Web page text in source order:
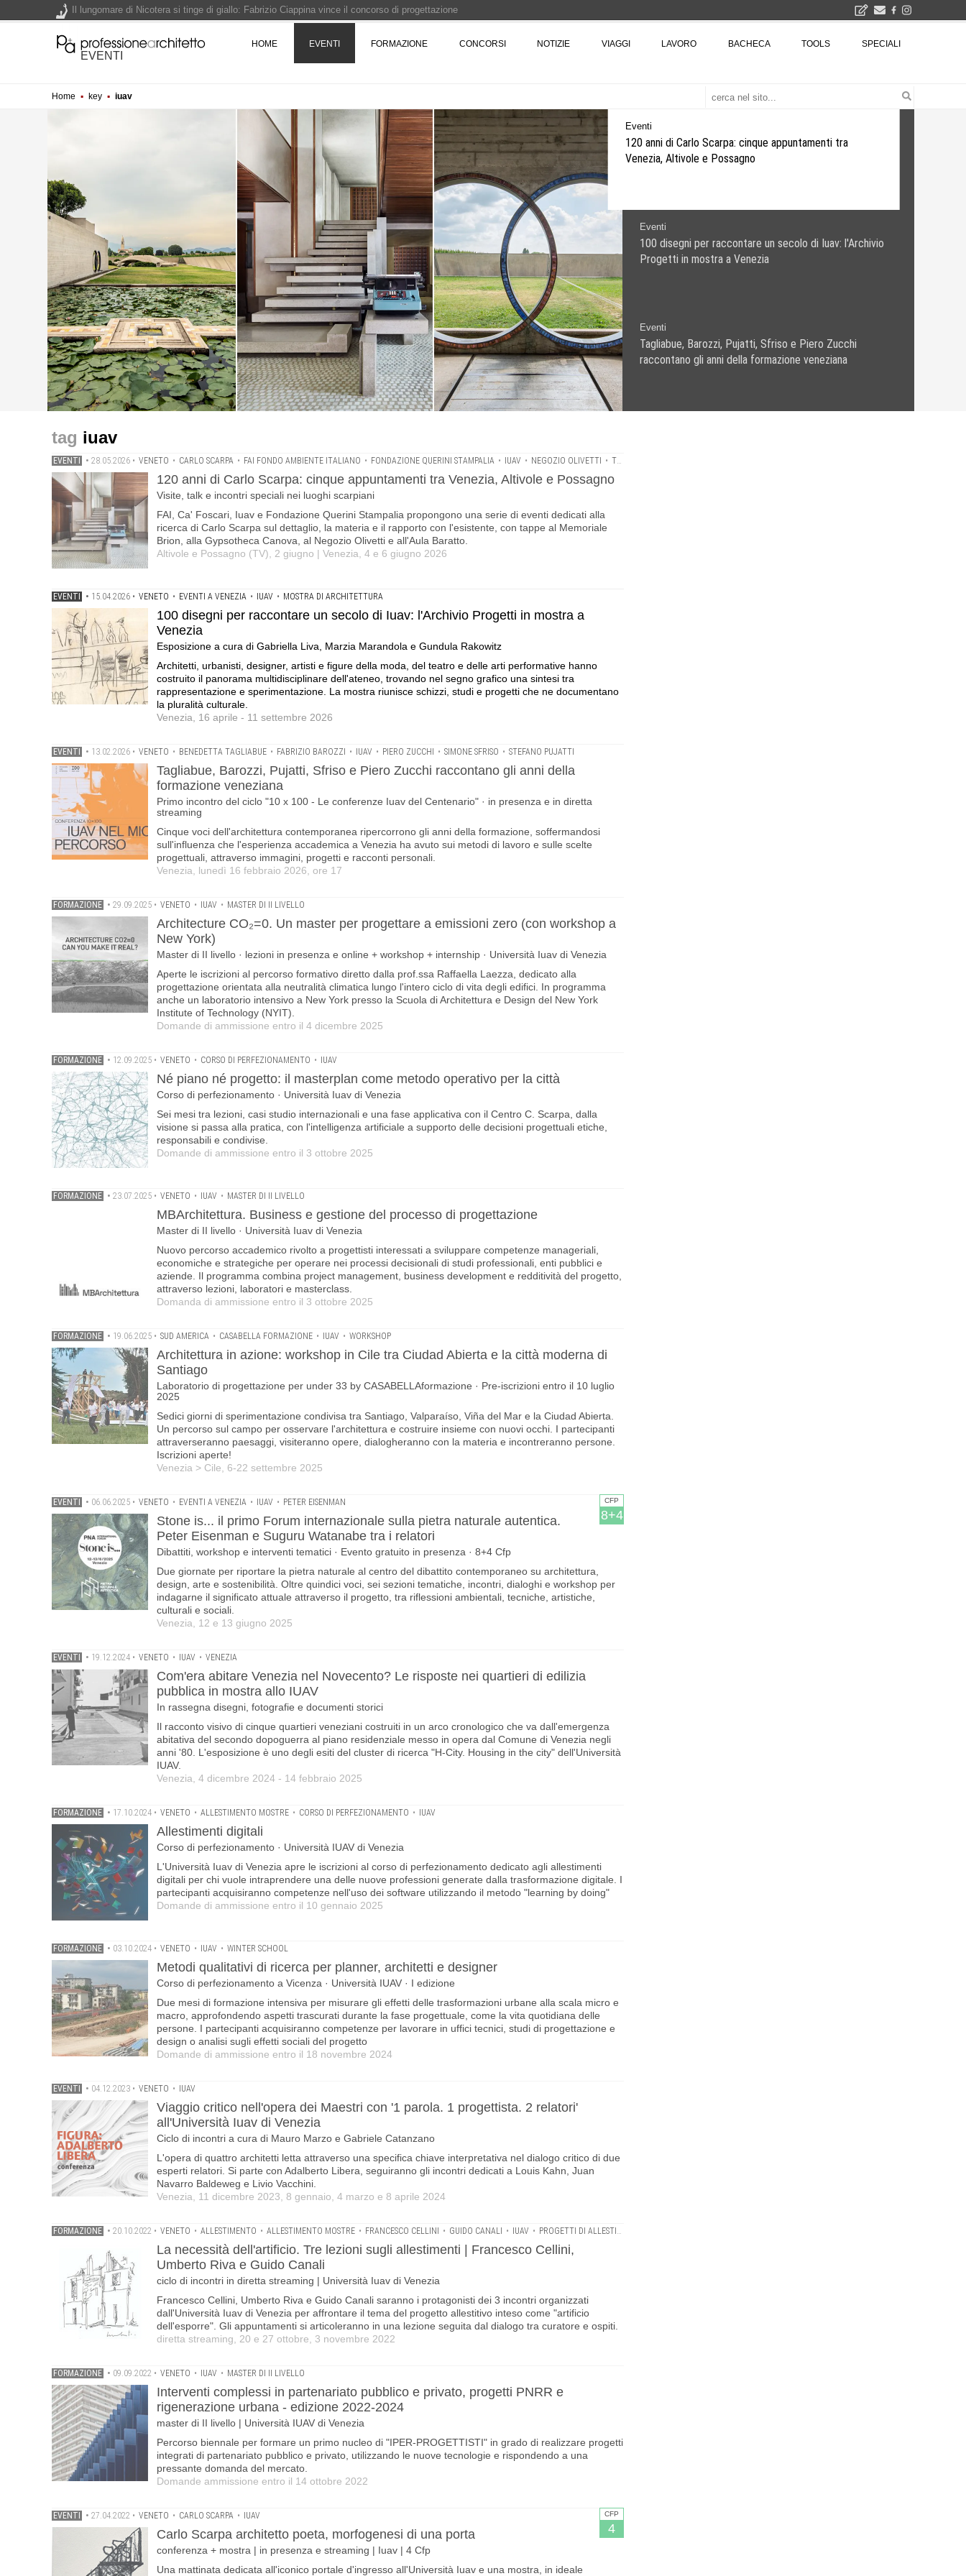
EVENTI
HOME EVENTI FORMAZIONE CONCORSI NOTIZIE VIAGGI LAVORO BACHECA TOOLS SPECIALI
Home ▪ key ▪ iuav
luoghi scarpiani
Gabriella Liva, Marzia Marandola e Gundula Rakowitz
del ciclo "10 x 100 - Le conferenze Iuav del Centenario" · in presenza e in diretta streaming
Eventi
120 anni di Carlo Scarpa: cinque appuntamenti tra
Venezia, Altivole e Possagno
Eventi
100 disegni per raccontare un secolo di Iuav: l'Archivio
Progetti in mostra a Venezia
Eventi
Tagliabue, Barozzi, Pujatti, Sfriso e Piero Zucchi
raccontano gli anni della formazione veneziana
iuav
EVENTI • 28.05.2026 • VENETO • CARLO SCARPA • FAI FONDO AMBIENTE ITALIANO • FONDAZIONE QUERINI STAMPALIA • IUAV • NEGOZIO OLIVETTI • TOMBA BRION
120 anni di Carlo Scarpa: cinque appuntamenti tra Venezia, Altivole e Possagno
Visite, talk e incontri speciali nei luoghi scarpiani
FAI, Ca' Foscari, Iuav e Fondazione Querini Stampalia propongono una serie di eventi dedicati alla
ricerca di Carlo Scarpa sul dettaglio, la materia e il rapporto con l'esistente, con tappe al Memoriale
Brion, alla Gypsotheca Canova, al Negozio Olivetti e all'Aula Baratto.
Altivole e Possagno (TV), 2 giugno | Venezia, 4 e 6 giugno 2026
EVENTI • 15.04.2026 • VENETO • EVENTI A VENEZIA • IUAV • MOSTRA DI ARCHITETTURA
100 disegni per raccontare un secolo di Iuav: l'Archivio Progetti in mostra a
Venezia
Esposizione a cura di Gabriella Liva, Marzia Marandola e Gundula Rakowitz
Architetti, urbanisti, designer, artisti e figure della moda, del teatro e delle arti performative hanno
costruito il panorama multidisciplinare dell'ateneo, trovando nel segno grafico una sintesi tra
rappresentazione e sperimentazione. La mostra riunisce schizzi, studi e progetti che ne documentano
la pluralità culturale.
Venezia, 16 aprile - 11 settembre 2026
EVENTI • 13.02.2026 • VENETO • BENEDETTA TAGLIABUE • FABRIZIO BAROZZI • IUAV • PIERO ZUCCHI • SIMONE SFRISO • STEFANO PUJATTI
Tagliabue, Barozzi, Pujatti, Sfriso e Piero Zucchi raccontano gli anni della
formazione veneziana
Primo incontro del ciclo "10 x 100 - Le conferenze Iuav del Centenario" · in presenza e in diretta
streaming
Cinque voci dell'architettura contemporanea ripercorrono gli anni della formazione, soffermandosi
sull'influenza che l'esperienza accademica a Venezia ha avuto sui metodi di lavoro e sulle scelte
progettuali, attraverso immagini, progetti e racconti personali.
Venezia, lunedì 16 febbraio 2026, ore 17
FORMAZIONE • 29.09.2025 • VENETO • IUAV • MASTER DI II LIVELLO
Architecture CO₂=0. Un master per progettare a emissioni zero (con workshop a
New York)
Master di II livello · lezioni in presenza e online + workshop + internship · Università Iuav di Venezia
Aperte le iscrizioni al percorso formativo diretto dalla prof.ssa Raffaella Laezza, dedicato alla
progettazione orientata alla neutralità climatica lungo l'intero ciclo di vita degli edifici. In programma
anche un laboratorio intensivo a New York presso la Scuola di Architettura e Design del New York
Institute of Technology (NYIT).
Domande di ammissione entro il 4 dicembre 2025
FORMAZIONE • 12.09.2025 • VENETO • CORSO DI PERFEZIONAMENTO • IUAV
Né piano né progetto: il masterplan come metodo operativo per la città
Corso di perfezionamento · Università Iuav di Venezia
Sei mesi tra lezioni, casi studio internazionali e una fase applicativa con il Centro C. Scarpa, dalla
visione si passa alla pratica, con l'intelligenza artificiale a supporto delle decisioni progettuali etiche,
responsabili e condivise.
Domande di ammissione entro il 3 ottobre 2025
FORMAZIONE • 23.07.2025 • VENETO • IUAV • MASTER DI II LIVELLO
MBArchitettura. Business e gestione del processo di progettazione
Master di II livello · Università Iuav di Venezia
Nuovo percorso accademico rivolto a progettisti interessati a sviluppare competenze manageriali,
economiche e strategiche per operare nei processi decisionali di studi professionali, enti pubblici e
aziende. Il programma combina project management, business development e redditività del progetto,
attraverso lezioni, laboratori e masterclass.
Domanda di ammissione entro il 3 ottobre 2025
FORMAZIONE • 19.06.2025 • SUD AMERICA • CASABELLA FORMAZIONE • IUAV • WORKSHOP
Architettura in azione: workshop in Cile tra Ciudad Abierta e la città moderna di
Santiago
Laboratorio di progettazione per under 33 by CASABELLAformazione · Pre-iscrizioni entro il 10 luglio
2025
Sedici giorni di sperimentazione condivisa tra Santiago, Valparaíso, Viña del Mar e la Ciudad Abierta.
Un percorso sul campo per osservare l'architettura e costruire insieme con nuovi occhi. I partecipanti
attraverseranno paesaggi, visiteranno opere, dialogheranno con la materia e incontreranno persone.
Iscrizioni aperte!
Venezia > Cile, 6-22 settembre 2025
CFP
8+4
EVENTI • 06.06.2025 • VENETO • EVENTI A VENEZIA • IUAV • PETER EISENMAN
Stone is... il primo Forum internazionale sulla pietra naturale autentica.
Peter Eisenman e Suguru Watanabe tra i relatori
Dibattiti, workshop e interventi tematici · Evento gratuito in presenza · 8+4 Cfp
Due giornate per riportare la pietra naturale al centro del dibattito contemporaneo su architettura,
design, arte e sostenibilità. Oltre quindici voci, sei sezioni tematiche, incontri, dialoghi e workshop per
indagarne il significato attuale attraverso il progetto, tra riflessioni ambientali, tecniche, artistiche,
culturali e sociali.
Venezia, 12 e 13 giugno 2025
EVENTI • 19.12.2024 • VENETO • IUAV • VENEZIA
Com'era abitare Venezia nel Novecento? Le risposte nei quartieri di edilizia
pubblica in mostra allo IUAV
In rassegna disegni, fotografie e documenti storici
Il racconto visivo di cinque quartieri veneziani costruiti in un arco cronologico che va dall'emergenza
abitativa del secondo dopoguerra al piano residenziale messo in opera dal Comune di Venezia negli
anni '80. L'esposizione è uno degli esiti del cluster di ricerca "H-City. Housing in the city" dell'Università
IUAV.
Venezia, 4 dicembre 2024 - 14 febbraio 2025
FORMAZIONE • 17.10.2024 • VENETO • ALLESTIMENTO MOSTRE • CORSO DI PERFEZIONAMENTO • IUAV
Allestimenti digitali
Corso di perfezionamento · Università IUAV di Venezia
L'Università Iuav di Venezia apre le iscrizioni al corso di perfezionamento dedicato agli allestimenti
digitali per chi vuole intraprendere una delle nuove professioni generate dalla trasformazione digitale. I
partecipanti acquisiranno competenze nell'uso dei software utilizzando il metodo "learning by doing"
Domande di ammissione entro il 10 gennaio 2025
FORMAZIONE • 03.10.2024 • VENETO • IUAV • WINTER SCHOOL
Metodi qualitativi di ricerca per planner, architetti e designer
Corso di perfezionamento a Vicenza · Università IUAV · I edizione
Due mesi di formazione intensiva per misurare gli effetti delle trasformazioni urbane alla scala micro e
macro, approfondendo aspetti trascurati durante la fase progettuale, come la vita quotidiana delle
persone. I partecipanti acquisiranno competenze per lavorare in uffici tecnici, studi di progettazione e
design o analisi sugli effetti sociali del progetto
Domande di ammissione entro il 18 novembre 2024
EVENTI • 04.12.2023 • VENETO • IUAV
Viaggio critico nell'opera dei Maestri con '1 parola. 1 progettista. 2 relatori'
all'Università Iuav di Venezia
Ciclo di incontri a cura di Mauro Marzo e Gabriele Catanzano
L'opera di quattro architetti letta attraverso una specifica chiave interpretativa nel dialogo critico di due
esperti relatori. Si parte con Adalberto Libera, seguiranno gli incontri dedicati a Louis Kahn, Juan
Navarro Baldeweg e Livio Vacchini.
Venezia, 11 dicembre 2023, 8 gennaio, 4 marzo e 8 aprile 2024
FORMAZIONE • 20.10.2022 • VENETO • ALLESTIMENTO • ALLESTIMENTO MOSTRE • FRANCESCO CELLINI • GUIDO CANALI • IUAV • PROGETTI DI ALLESTIMENTO
La necessità dell'artificio. Tre lezioni sugli allestimenti | Francesco Cellini,
Umberto Riva e Guido Canali
ciclo di incontri in diretta streaming | Università Iuav di Venezia
Francesco Cellini, Umberto Riva e Guido Canali saranno i protagonisti dei 3 incontri organizzati
dall'Università Iuav di Venezia per affrontare il tema del progetto allestitivo inteso come "artificio
dell'esporre". Gli appuntamenti si articoleranno in una lezione seguita dal dialogo tra curatore e ospiti.
diretta streaming, 20 e 27 ottobre, 3 novembre 2022
FORMAZIONE • 09.09.2022 • VENETO • IUAV • MASTER DI II LIVELLO
Interventi complessi in partenariato pubblico e privato, progetti PNRR e
rigenerazione urbana - edizione 2022-2024
master di II livello | Università IUAV di Venezia
Percorso biennale per formare un primo nucleo di "IPER-PROGETTISTI" in grado di realizzare progetti
integrati di partenariato pubblico e privato, utilizzando le nuove tecnologie e rispondendo a una
pressante domanda del mercato.
Domande ammissione entro il 14 ottobre 2022
CFP
4
EVENTI • 27.04.2022 • VENETO • CARLO SCARPA • IUAV
Carlo Scarpa architetto poeta, morfogenesi di una porta
conferenza + mostra | in presenza e streaming | Iuav | 4 Cfp
Una mattinata dedicata all'iconico portale d'ingresso all'Università Iuav e una mostra, in ideale
Il lungomare di Nicotera si tinge di giallo: Fabrizio Ciappina vince il concorso di progettazione
Un nuovo volto per il lungomare di Villammare - Concorso di progettazione a procedura aperta due fasi Montepremi: 18.000 euro
L'obbligo di aggiornamento del Psc non decade se il cantiere è fermo - La pronuncia della Corte di Cassazione